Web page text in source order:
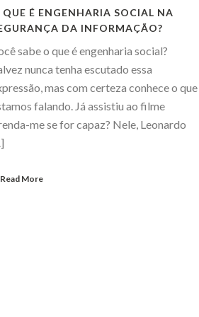
QUE É ENGENHARIA SOCIAL NA
DA INFORMAÇÃO?
sabe o que é engenharia social?
nunca tenha escutado essa
mas com certeza conhece o que
falando. Já assistiu ao filme
me se for capaz? Nele, Leonardo
Read More